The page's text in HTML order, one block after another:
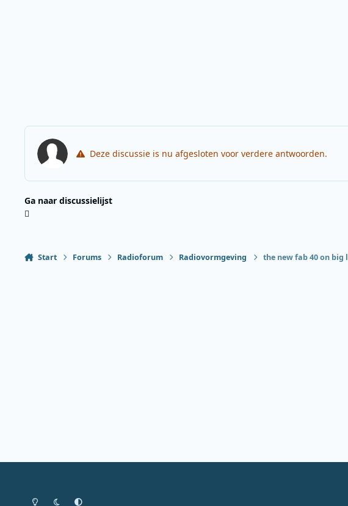
Deze discussie is nu afgesloten voor verdere antwoorden.
Ga naar discussielijst
Start Forums Radioforum Radiovormgeving the new fab 40 on big l
Heldere modus
Donkere modus
Systeemvoorkeur